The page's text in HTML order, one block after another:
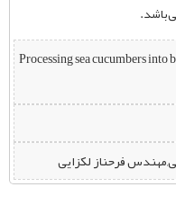
Processing sea cucumbers
فرحناز لکزایی